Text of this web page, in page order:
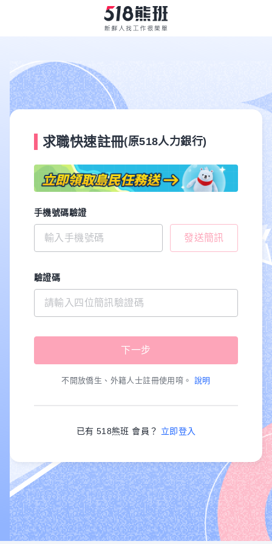
求職快速註冊(原518人力銀行)
手機號碼驗證
發送簡訊
驗證碼
不開放僑生、外籍人士註冊使用唷。 說明
已有 518熊班 會員？ 立即登入